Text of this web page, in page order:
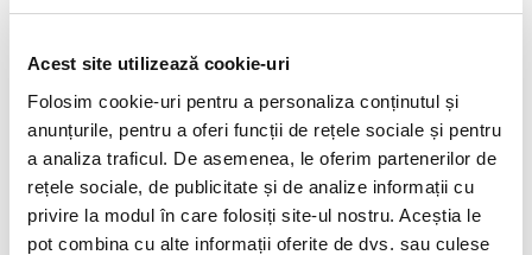
Acest site utilizează cookie-uri
Folosim cookie-uri pentru a personaliza conținutul și
anunțurile, pentru a oferi funcții de rețele sociale și pentru
a analiza traficul. De asemenea, le oferim partenerilor de
rețele sociale, de publicitate și de analize informații cu
privire la modul în care folosiți site-ul nostru. Aceștia le
pot combina cu alte informații oferite de dvs. sau culese
angajatorii din sectorul public.
INREGISTREAZA-TE CA
LUCRATOR CULTURAL
PROFESIONIST, CONFORM
ORDINULUI NR. 2.618/2025